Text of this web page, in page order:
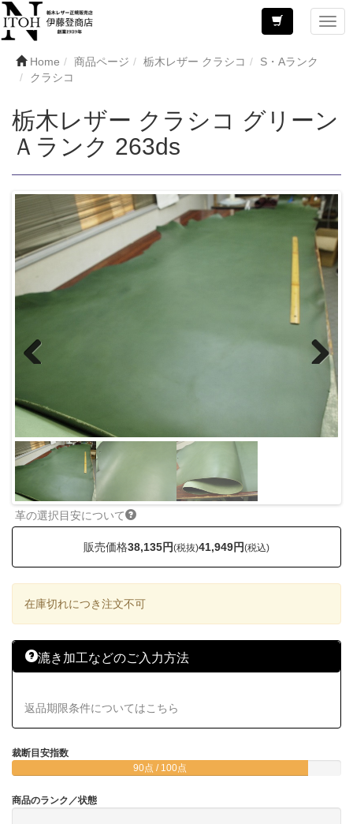
Home 商品ページ 栃木レザー クラシコ
S・Aランク
クラシコ
栃木レザー クラシコ グリーン
Ａランク 263ds
革の選択目安について
裁断目安指数
90点 / 100点
商品のランク／状態
販売価格38,135円(税抜)41,949円(税込)
在庫切れにつき注文不可
漉き加工などのご入力方法
返品期限条件についてはこちら